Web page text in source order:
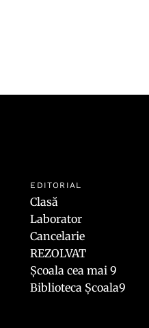
EDITORIAL
Clasă
Laborator
Cancelarie
REZOLVAT
Școala cea mai 9
Biblioteca Școala9